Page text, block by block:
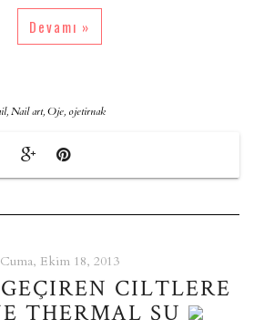
Devamı »
,Nail art,Oje, ojetirnak
Cuma, Ekim 18, 2013
CILTLERE
THERMAL SU